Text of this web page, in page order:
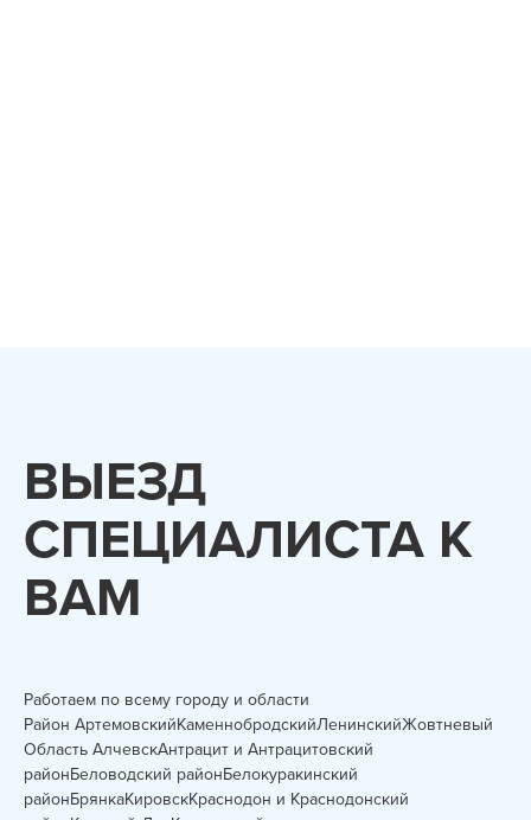
ВЫЕЗД
СПЕЦИАЛИСТА К
ВАМ
Работаем по всему городу и области
Район АртемовскийКаменнобродскийЛенинскийЖовтневый
Область АлчевскАнтрацит и Антрацитовский
районБеловодский районБелокуракинский
районБрянкаКировскКраснодон и Краснодонский